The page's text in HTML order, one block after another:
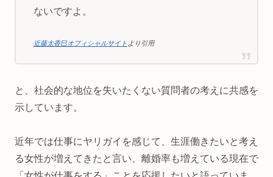
ないですよ。
近藤太香巳オフィシャルサイト より引用
と、社会的な地位を失いたくない質問者の考えに共感を
示しています。
近年では仕事にヤリガイを感じて、生涯働きたいと考え
る女性が増えてきたと言い、離婚率も増えている現在で